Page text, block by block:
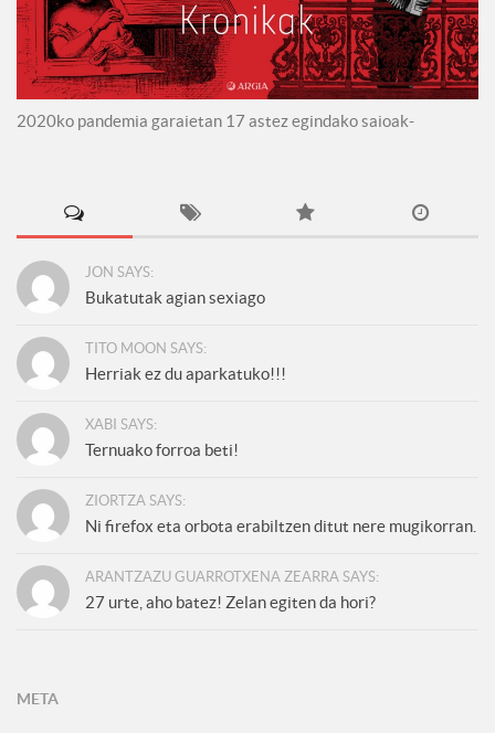
2020ko pandemia garaietan 17 astez egindako saioak-
JON SAYS:
Bukatutak agian sexiago
TITO MOON SAYS:
Herriak ez du aparkatuko!!!
XABI SAYS:
Ternuako forroa beti!
ZIORTZA SAYS:
Ni firefox eta orbota erabiltzen ditut nere mugikorran.
ARANTZAZU GUARROTXENA ZEARRA SAYS:
27 urte, aho batez! Zelan egiten da hori?
META